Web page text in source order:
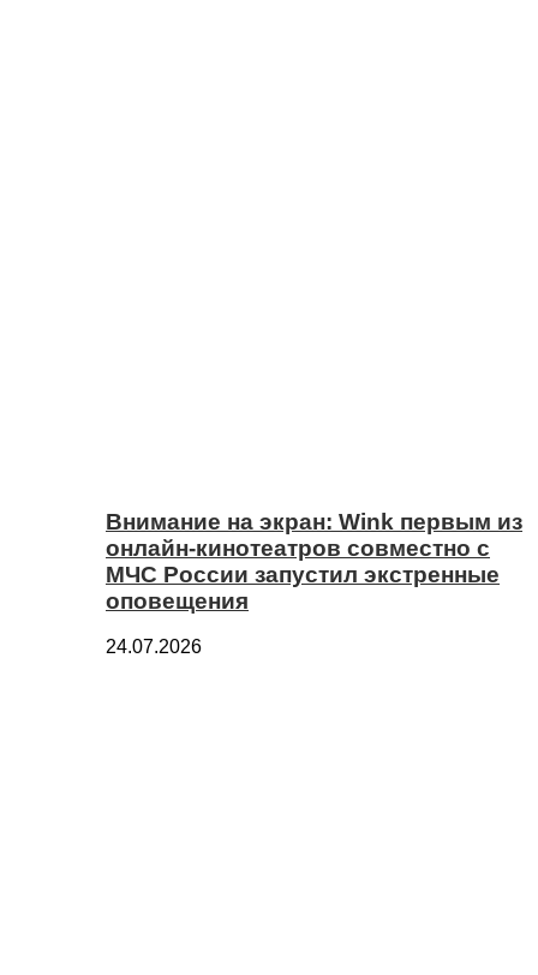
Внимание на экран: Wink первым из
онлайн-кинотеатров совместно с
МЧС России запустил экстренные
оповещения
24.07.2026